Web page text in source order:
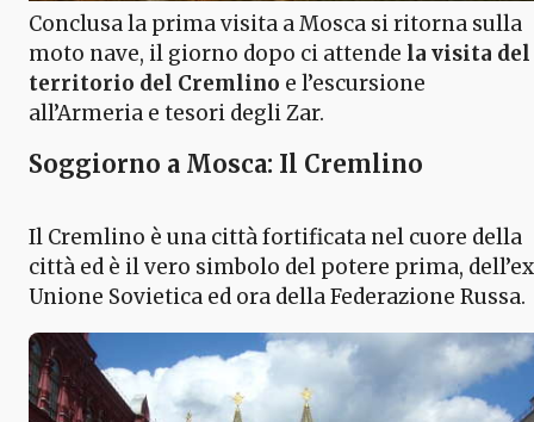
Conclusa la prima visita a Mosca si ritorna sulla
moto nave, il giorno dopo ci attende la visita del
territorio del Cremlino e l’escursione
all’Armeria e tesori degli Zar.
Soggiorno a Mosca: Il Cremlino
Il Cremlino è una città fortificata nel cuore della
città ed è il vero simbolo del potere prima, dell’ex
Unione Sovietica ed ora della Federazione Russa.